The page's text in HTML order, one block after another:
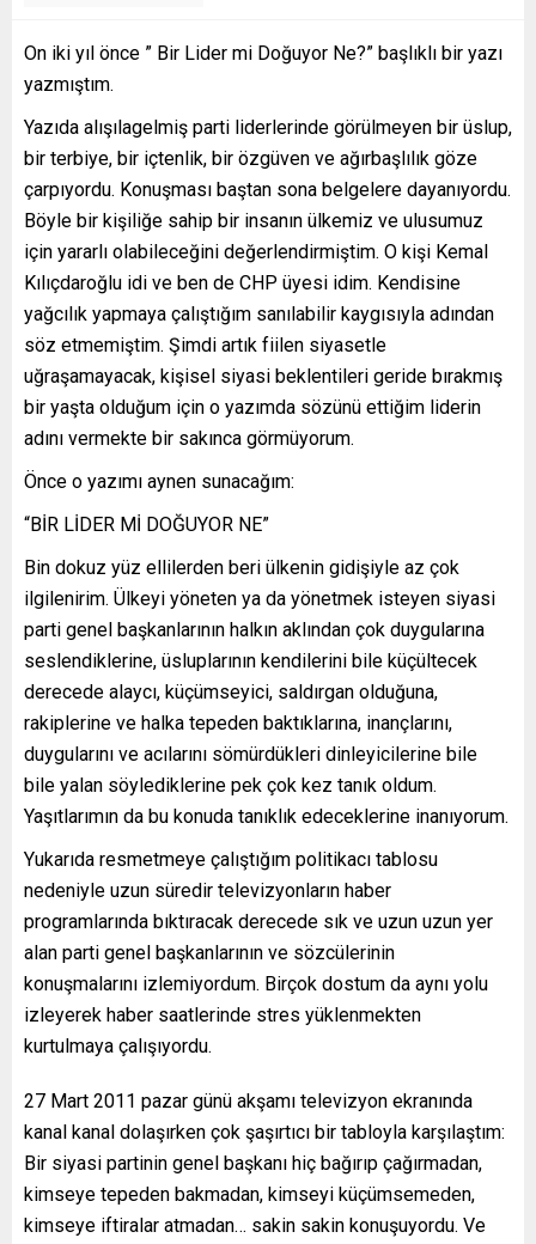
On iki yıl önce ” Bir Lider mi Doğuyor Ne?” başlıklı bir yazı
yazmıştım.
Yazıda alışılagelmiş parti liderlerinde görülmeyen bir üslup,
bir terbiye, bir içtenlik, bir özgüven ve ağırbaşlılık göze
çarpıyordu. Konuşması baştan sona belgelere dayanıyordu.
Böyle bir kişiliğe sahip bir insanın ülkemiz ve ulusumuz
için yararlı olabileceğini değerlendirmiştim. O kişi Kemal
Kılıçdaroğlu idi ve ben de CHP üyesi idim. Kendisine
yağcılık yapmaya çalıştığım sanılabilir kaygısıyla adından
söz etmemiştim. Şimdi artık fiilen siyasetle
uğraşamayacak, kişisel siyasi beklentileri geride bırakmış
bir yaşta olduğum için o yazımda sözünü ettiğim liderin
adını vermekte bir sakınca görmüyorum.
Önce o yazımı aynen sunacağım:
“BİR LİDER Mİ DOĞUYOR NE”
Bin dokuz yüz ellilerden beri ülkenin gidişiyle az çok
ilgilenirim. Ülkeyi yöneten ya da yönetmek isteyen siyasi
parti genel başkanlarının halkın aklından çok duygularına
seslendiklerine, üsluplarının kendilerini bile küçültecek
derecede alaycı, küçümseyici, saldırgan olduğuna,
rakiplerine ve halka tepeden baktıklarına, inançlarını,
duygularını ve acılarını sömürdükleri dinleyicilerine bile
bile yalan söylediklerine pek çok kez tanık oldum.
Yaşıtlarımın da bu konuda tanıklık edeceklerine inanıyorum.
Yukarıda resmetmeye çalıştığım politikacı tablosu
nedeniyle uzun süredir televizyonların haber
programlarında bıktıracak derecede sık ve uzun uzun yer
alan parti genel başkanlarının ve sözcülerinin
konuşmalarını izlemiyordum. Birçok dostum da aynı yolu
izleyerek haber saatlerinde stres yüklenmekten
kurtulmaya çalışıyordu.
27 Mart 2011 pazar günü akşamı televizyon ekranında
kanal kanal dolaşırken çok şaşırtıcı bir tabloyla karşılaştım:
Bir siyasi partinin genel başkanı hiç bağırıp çağırmadan,
kimseye tepeden bakmadan, kimseyi küçümsemeden,
kimseye iftiralar atmadan… sakin sakin konuşuyordu. Ve